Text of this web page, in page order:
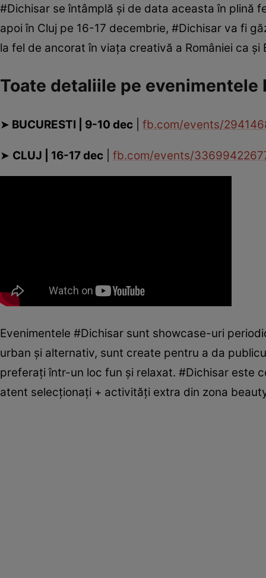
#Dichisar se întâmplă şi de data aceasta în plină
apoi în Cluj pe 16-17 decembrie, #Dichisar va fi
la fel de ancorat în viaţa creativă a României ca
Toate detaliile pe evenimentele
➤ BUCURESTI | 9-10 dec fb.com/events/
➤ CLUJ | 16-17 dec fb.com/events/
Evenimentele #Dichisar sunt showcase-uri
urban şi alternativ, sunt create pentru a da
preferaţi într-un loc fun şi relaxat. #Dichisar este
atent selecţionaţi + activităţi extra din zona